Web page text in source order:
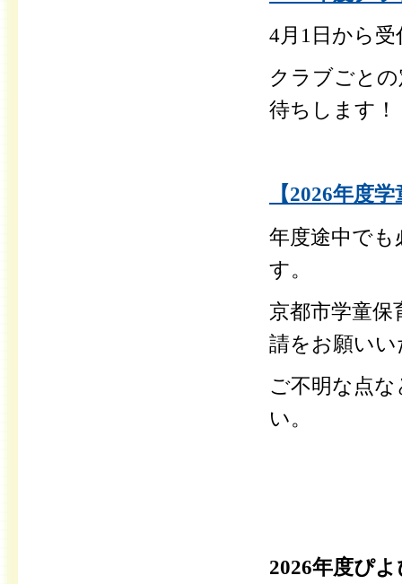
4月1日から
クラブごと
待ちします！
【2026年度
年度途中で
す。
京都市学童
請をお願い
ご不明な点
い。
2026年度ぴ